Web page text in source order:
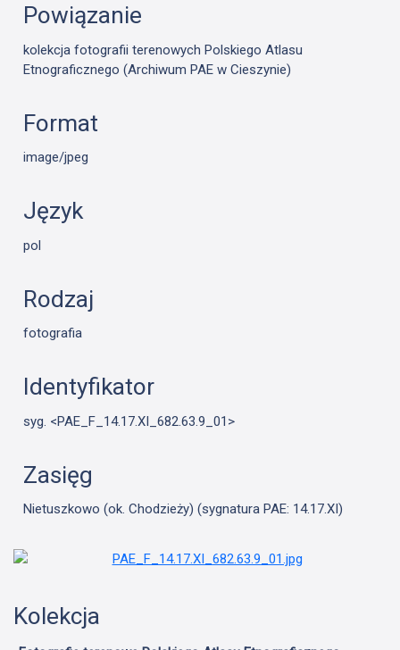
Powiązanie
kolekcja fotografii terenowych Polskiego Atlasu
Etnograficznego (Archiwum PAE w Cieszynie)
Format
image/jpeg
Język
pol
Rodzaj
fotografia
Identyfikator
syg. <PAE_F_14.17.XI_682.63.9_01>
Zasięg
Nietuszkowo (ok. Chodzieży) (sygnatura PAE: 14.17.XI)
Kolekcja